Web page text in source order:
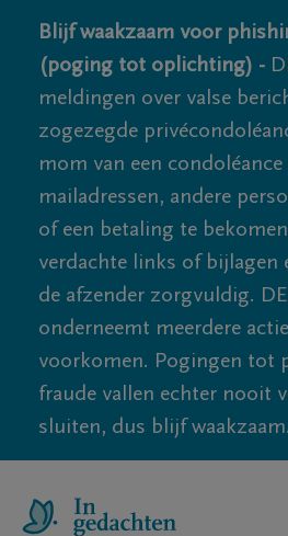
Blijf waakzaam voor
(poging tot oplichting) -
meldingen over valse
zogezegde
mom van een
mailadressen, andere
of een betaling te
verdachte links of bijlagen
de afzender zorgvuldig.
onderneemt meerdere
voorkomen. Pogingen tot
fraude vallen echter nooit
sluiten, dus blijf waakzaam.